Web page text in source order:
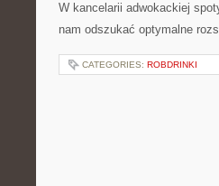
W kancelarii adwokackiej
nam odszukać optymalne
CATEGORIES: ROBDRINKI